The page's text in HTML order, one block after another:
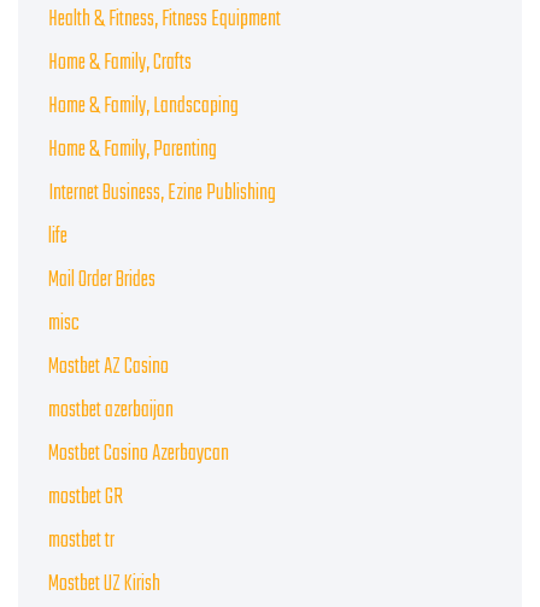
Health & Fitness, Fitness Equipment
Home & Family, Crafts
Home & Family, Landscaping
Home & Family, Parenting
Internet Business, Ezine Publishing
life
Mail Order Brides
misc
Mostbet AZ Casino
mostbet azerbaijan
Mostbet Casino Azerbaycan
mostbet GR
mostbet tr
Mostbet UZ Kirish